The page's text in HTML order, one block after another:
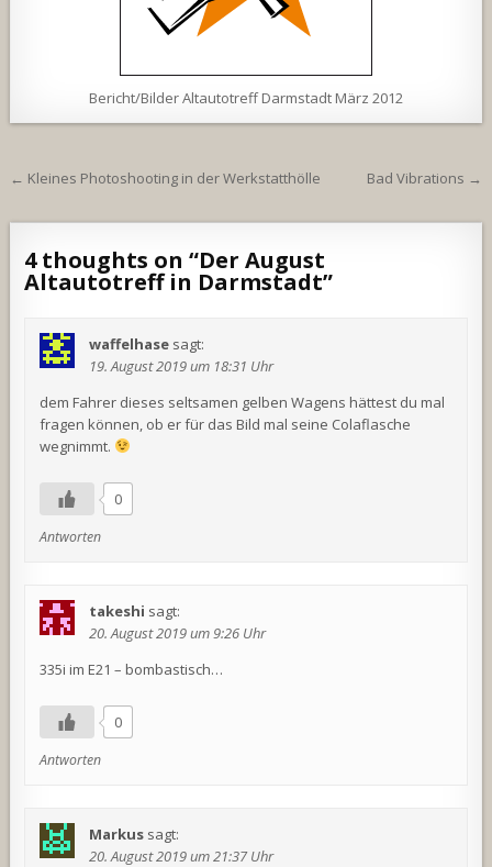
Bericht/Bilder Altautotreff Darmstadt März 2012
Beitragsnavigation
← Kleines Photoshooting in der Werkstatthölle Bad Vibrations →
4 thoughts on “Der August
Altautotreff in Darmstadt”
waffelhase sagt:
19. August 2019 um 18:31 Uhr
dem Fahrer dieses seltsamen gelben Wagens hättest du mal
fragen können, ob er für das Bild mal seine Colaflasche
wegnimmt.
0
Antworten
takeshi sagt:
20. August 2019 um 9:26 Uhr
335i im E21 – bombastisch…
0
Antworten
Markus sagt:
20. August 2019 um 21:37 Uhr